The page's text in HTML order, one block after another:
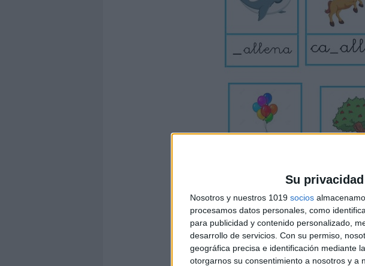
Su
Nosotros y nuestros 1019 socios
procesamos datos personales, como
para publicidad y contenido personalizado,
desarrollo de servicios. Con su permiso,
geográfica precisa e identificación mediante
otorgarnos su consentimiento a nosotros y a